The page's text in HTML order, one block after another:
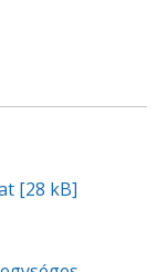
[28 kB]